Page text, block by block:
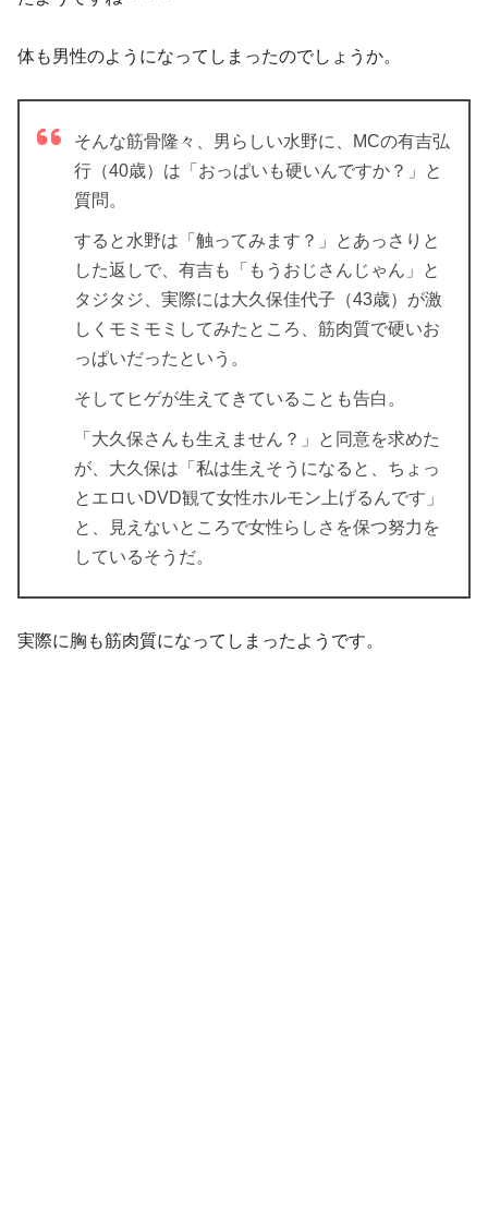
体も男性のようになってしまったのでしょうか。
そんな筋骨隆々、男らしい水野に、MCの有吉弘
行（40歳）は「おっぱいも硬いんですか？」と
質問。
すると水野は「触ってみます？」とあっさりと
した返しで、有吉も「もうおじさんじゃん」と
タジタジ、実際には大久保佳代子（43歳）が激
しくモミモミしてみたところ、筋肉質で硬いお
っぱいだったという。
そしてヒゲが生えてきていることも告白。
「大久保さんも生えません？」と同意を求めた
が、大久保は「私は生えそうになると、ちょっ
とエロいDVD観て女性ホルモン上げるんです」
と、見えないところで女性らしさを保つ努力を
しているそうだ。
実際に胸も筋肉質になってしまったようです。